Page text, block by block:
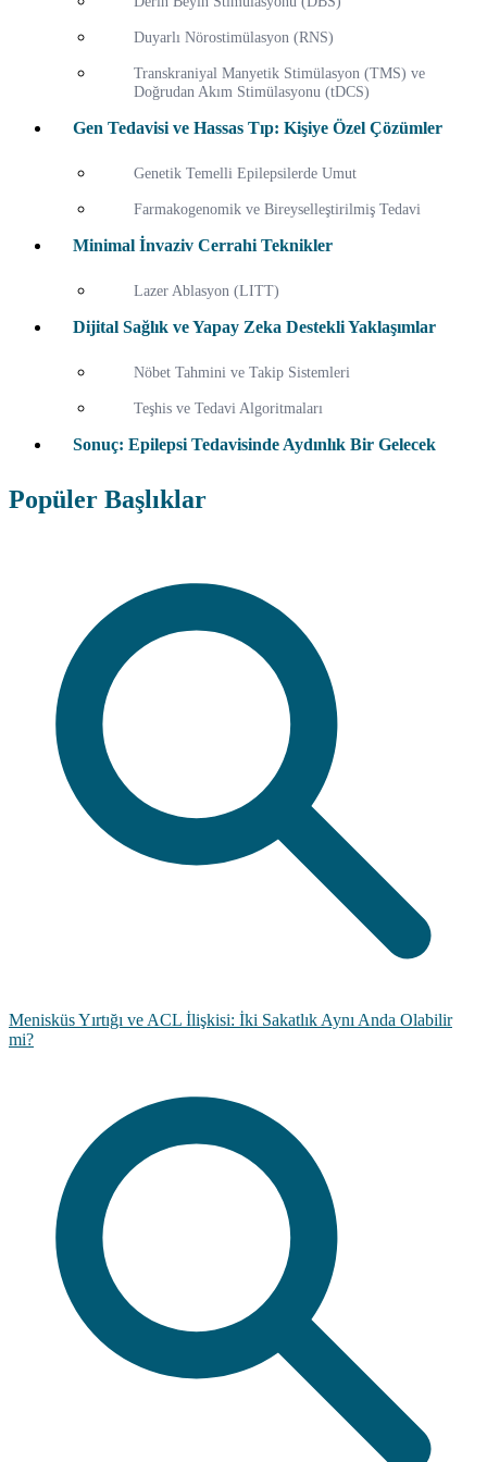
Duyarlı Nörostimülasyon (RNS)
Transkraniyal Manyetik Stimülasyon (TMS) ve
Doğrudan Akım Stimülasyonu (tDCS)
Gen Tedavisi ve Hassas Tıp: Kişiye Özel Çözümler
Genetik Temelli Epilepsilerde Umut
Farmakogenomik ve Bireyselleştirilmiş Tedavi
Minimal İnvaziv Cerrahi Teknikler
Lazer Ablasyon (LITT)
Dijital Sağlık ve Yapay Zeka Destekli Yaklaşımlar
Nöbet Tahmini ve Takip Sistemleri
Teşhis ve Tedavi Algoritmaları
Sonuç: Epilepsi Tedavisinde Aydınlık Bir Gelecek
Popüler Başlıklar
Menisküs Yırtığı ve ACL İlişkisi: İki Sakatlık Aynı Anda Olabilir
mi?